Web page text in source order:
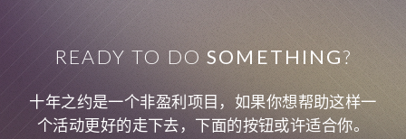
READY TO DOSOMETHING?
十年之约是一个非盈利项目，如果你想帮助这样一
个活动更好的走下去，下面的按钮或许适合你。